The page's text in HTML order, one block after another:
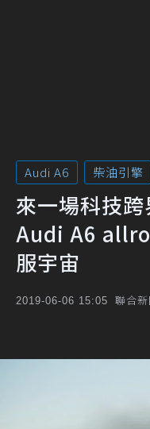
Audi A6 柴油引擎
來一場科技
Audi A6
服宇宙
2019-06-06 15:05 聯合